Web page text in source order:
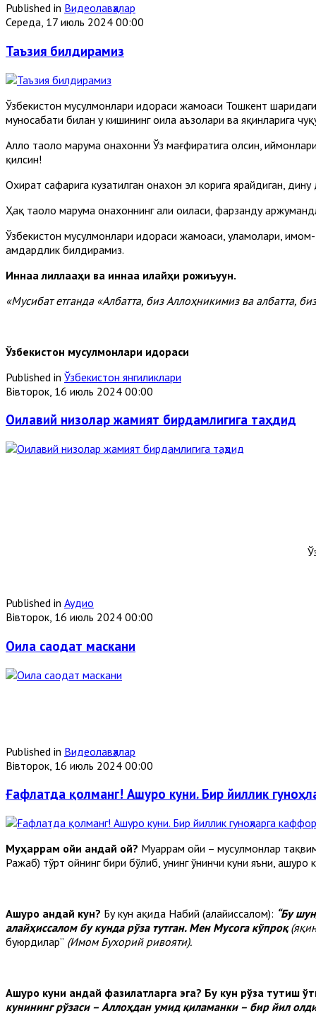
Published in Видеолавҳалар
Середа, 17 июль 2024 00:00
Таъзия билдирамиз
Ўзбекистон мусулмонлари идораси жамоаси Тошкент
муносабати билан у кишининг оила аъзолари ва яқинларига
Аллоҳ таоло марҳума онахонни Ўз мағфиратига олсин,
қилсин!
Охират сафарига кузатилган онахон эл корига ярайдиган,
Ҳақ таоло марҳума онахоннинг аҳли оиласи, фарзанду
Ўзбекистон мусулмонлари идораси жамоаси, уламолари,
ҳамдардлик билдирамиз.
Иннаа лиллааҳи ва иннаа илайҳи рожиъуун.
«Мусибат етганда «Албатта, биз Аллоҳникимиз ва албатта,
Ўзбекистон мусулмонлари идораси
Published in Ўзбекистон янгиликлари
Вівторок, 16 июль 2024 00:00
Оилавий низолар жамият бирдамлигига таҳдид
Published in Аудио
Вівторок, 16 июль 2024 00:00
Оила саодат маскани
Published in Видеолавҳалар
Вівторок, 16 июль 2024 00:00
Ғафлатда қолманг! Ашуро куни. Бир йиллик
Муҳаррам ойи қандай ой? Муҳаррам ойи – мусулмонлар
Ражаб) тўрт ойнинг бири бўлиб, унинг ўнинчи куни яъни, ашуро
Ашуро қандай кун? Бу кун ҳақида Набий (алайҳиссалом): “Бу
алайҳиссалом бу кунда рўза тутган. Мен Мусога кўпроқ
буюрдилар” (Имом Бухорий ривояти).
Ашуро куни қандай фазилатларга эга? Бу кун рўза тутиш
кунининг рўзаси – Аллоҳдан умид қиламанки – бир йил